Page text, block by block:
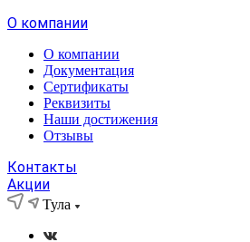
О компании
О компании
Документация
Сертификаты
Реквизиты
Наши достижения
Отзывы
Контакты
Акции
Тула